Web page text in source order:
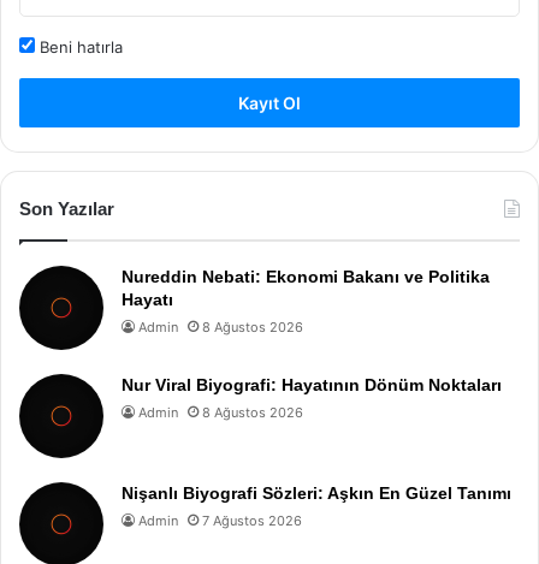
Beni hatırla
Kayıt Ol
Son Yazılar
Nureddin Nebati: Ekonomi Bakanı ve Politika
Hayatı
Admin 8 Ağustos 2026
Nur Viral Biyografi: Hayatının Dönüm Noktaları
Admin 8 Ağustos 2026
Nişanlı Biyografi Sözleri: Aşkın En Güzel Tanımı
Admin 7 Ağustos 2026